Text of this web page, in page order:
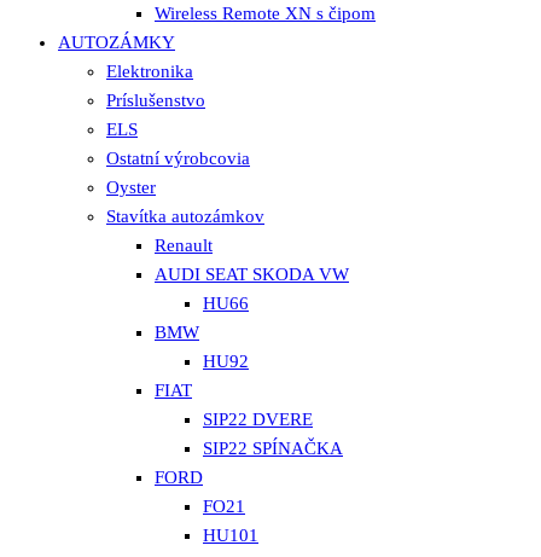
Wireless Remote XN s čipom
AUTOZÁMKY
Elektronika
Príslušenstvo
ELS
Ostatní výrobcovia
Oyster
Stavítka autozámkov
Renault
AUDI SEAT SKODA VW
HU66
BMW
HU92
FIAT
SIP22 DVERE
SIP22 SPÍNAČKA
FORD
FO21
HU101